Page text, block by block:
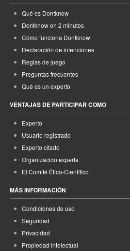
Qué es Dontknow
Dontknow en 2 minutos
Cómo funciona Dontknow
Declaración de intenciones
Reglas de juego
Preguntas frecuentes
Qué es un experto
VENTAJAS DE PARTICIPAR COMO
Experto
Usuario registrado
Experto citado
Organización experta
El Comité Ético-Científico
MÁS INFORMACIÓN
Condiciones de uso
Seguridad
Privacidad
Propiedad intelectual